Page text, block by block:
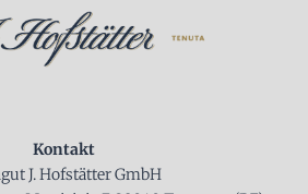
Kontakt
J. Hofstätter GmbH